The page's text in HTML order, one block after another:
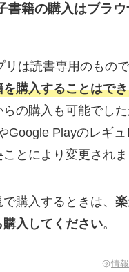
書籍の購入はブラ
は読書専用のもので
購入することはで
らの購入も可能でし
Google Playのレギ
ことにより変更されま
購入するときは、
入してください。
情